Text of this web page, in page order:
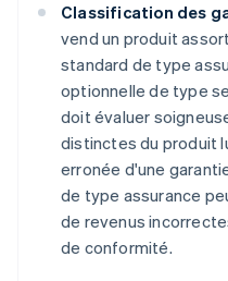
Classification des
vend un produit
standard de type
optionnelle de type
doit évaluer
distinctes du produit
erronée d'une
de type assurance
de revenus
de conformité.